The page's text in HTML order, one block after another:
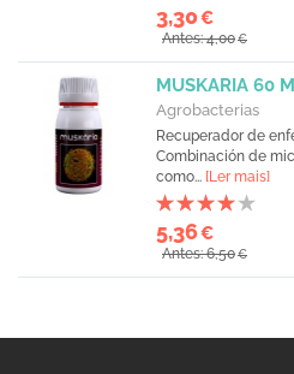
3,30€
Antes: 4,00€
MUSKARIA 60
Agrobacterias
Recuperador de
Combinación de
como... [Ler mais]
5,36€
Antes: 6,50€